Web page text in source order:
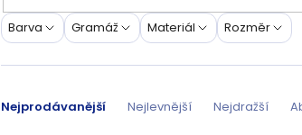
Ř
Nejprodávanější Nejlevnější Nejdražší
Barva Gramáž Materiál Rozměr
V
ý
p